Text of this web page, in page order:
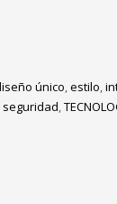
único,estilo,
seguridad,